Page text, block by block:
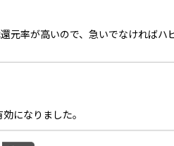
元率が高いので、急いでなければハ
になりました。